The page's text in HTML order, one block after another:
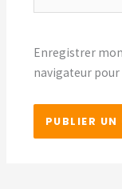
Enregistrer
navigateur